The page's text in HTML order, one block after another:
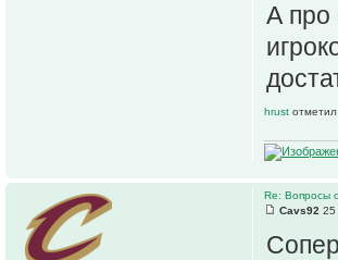
А про
hrust отметил
Re: Вопросы
Cavs92 25